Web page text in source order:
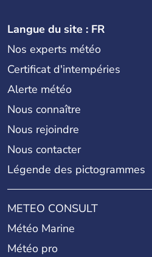
Langue du site : FR
Nos experts météo
Certificat d'intempéries
Alerte météo
Nous connaître
Nous rejoindre
Nous contacter
Légende des pictogrammes
METEO CONSULT
Météo Marine
Météo pro